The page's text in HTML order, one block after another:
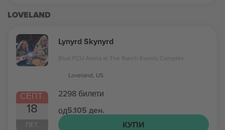
LOVELAND
СЕПТ.
18
ПЕТ.
Lynyrd Skynyrd
Blue FCU Arena at The Ranch Events Complex
Loveland, US
2298 билети
од5.105 ден.
КУПИ